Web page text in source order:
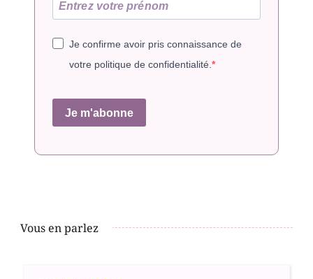
Je confirme avoir pris connaissance de
votre politique de confidentialité.
Je m'abonne
Vous en parlez